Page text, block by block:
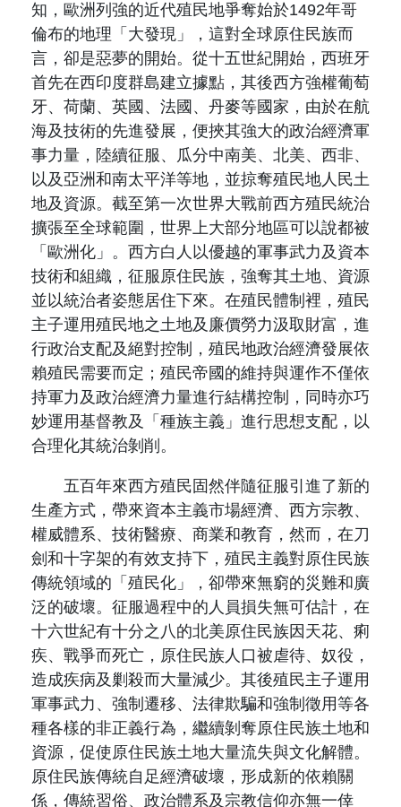
知，歐洲列強的近代殖民地爭奪始於1492年哥
倫布的地理「大發現」，這對全球原住民族而
言，卻是惡夢的開始。從十五世紀開始，西班牙
首先在西印度群島建立據點，其後西方強權葡萄
牙、荷蘭、英國、法國、丹麥等國家，由於在航
海及技術的先進發展，便挾其強大的政治經濟軍
事力量，陸續征服、瓜分中南美、北美、西非、
以及亞洲和南太平洋等地，並掠奪殖民地人民土
地及資源。截至第一次世界大戰前西方殖民統治
擴張至全球範圍，世界上大部分地區可以說都被
「歐洲化」。西方白人以優越的軍事武力及資本
技術和組織，征服原住民族，強奪其土地、資源
並以統治者姿態居住下來。在殖民體制裡，殖民
主子運用殖民地之土地及廉價勞力汲取財富，進
行政治支配及絕對控制，殖民地政治經濟發展依
賴殖民需要而定；殖民帝國的維持與運作不僅依
持軍力及政治經濟力量進行結構控制，同時亦巧
妙運用基督教及「種族主義」進行思想支配，以
合理化其統治剝削。
五百年來西方殖民固然伴隨征服引進了新的
生產方式，帶來資本主義市場經濟、西方宗教、
權威體系、技術醫療、商業和教育，然而，在刀
劍和十字架的有效支持下，殖民主義對原住民族
傳統領域的「殖民化」，卻帶來無窮的災難和廣
泛的破壞。征服過程中的人員損失無可估計，在
十六世紀有十分之八的北美原住民族因天花、痢
疾、戰爭而死亡，原住民族人口被虐待、奴役，
造成疾病及剿殺而大量減少。其後殖民主子運用
軍事武力、強制遷移、法律欺騙和強制徵用等各
種各樣的非正義行為，繼續剝奪原住民族土地和
資源，促使原住民族土地大量流失與文化解體。
原住民族傳統自足經濟破壞，形成新的依賴關
係，傳統習俗、政治體系及宗教信仰亦無一倖